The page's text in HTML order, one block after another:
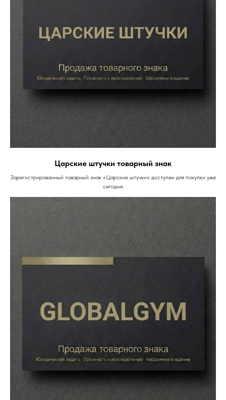
Царские штучки товарный знак
Зарегистрированный товарный знак «Царские штучки» доступен для покупки уже
сегодня.